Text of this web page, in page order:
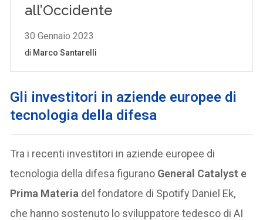
Gli investitori in aziende europee di
tecnologia della difesa
Tra i recenti investitori in aziende europee di
tecnologia della difesa figurano General Catalyst e
Prima Materia del fondatore di Spotify Daniel Ek,
che hanno sostenuto lo sviluppatore tedesco di AI